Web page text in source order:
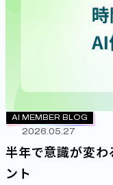
AI MEMBER BLOG
2026.05.27
半年で意識が変
ント